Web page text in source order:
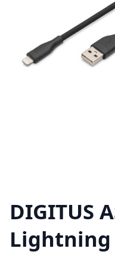
DIGITUS
Lightning